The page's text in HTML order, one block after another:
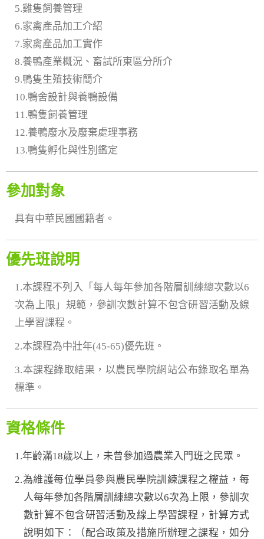
5.雞隻飼養管理
6.家禽產品加工介紹
7.家禽產品加工實作
8.養鴨產業概況、畜試所東區分所介
9.鴨隻生殖技術簡介
10.鴨舍設計與養鴨設備
11.鴨隻飼養管理
12.養鴨廢水及廢棄處理事務
13.鴨隻孵化與性別鑑定
參加對象
具有中華民國國籍者。
優先班說明
1.本課程不列入「每人每年參加各階層訓練總次數以6
次為上限」規範，參訓次數計算不包含研習活動及線
上學習課程。
2.本課程為中壯年(45-65)優先班。
3.本課程錄取結果，以農民學院網站公布錄取名單為
標準。
資格條件
1.年齡滿18歲以上，未曾參加過農業入門班之民眾。
2.為維護每位學員參與農民學院訓練課程之權益，每
人每年參加各階層訓練總次數以6次為上限，參訓次
數計算不包含研習活動及線上學習課程，計算方式
說明如下：（配合政策及措施所辦理之課程，如分